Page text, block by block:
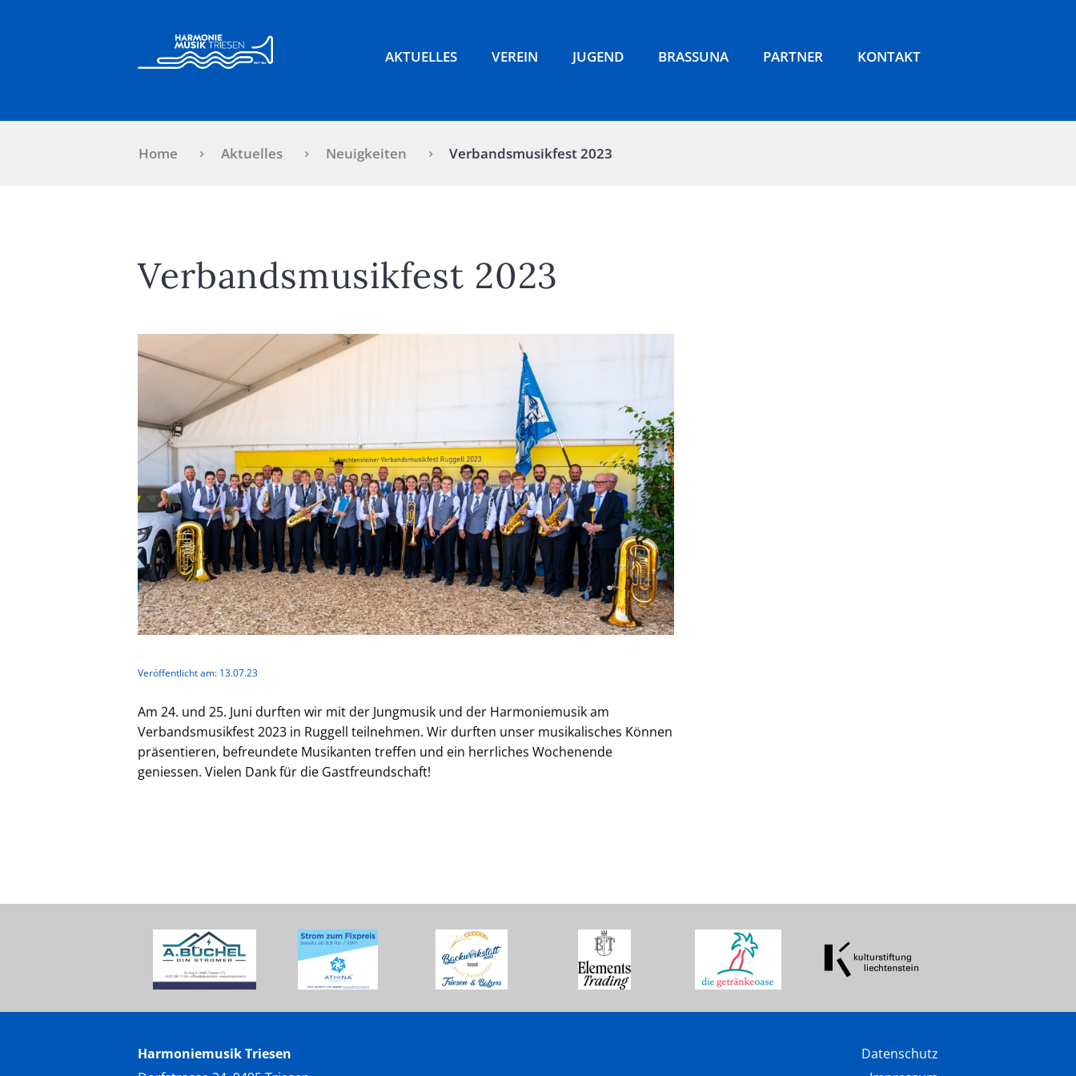
AKTUELLES VEREIN JUGEND BRASSUNA PARTNER KONTAKT
Home Aktuelles Neuigkeiten Verbandsmusikfest 2023
Verbandsmusikfest 2023
Veröffentlicht am: 13.07.23
Am 24. und 25. Juni durften wir mit der Jungmusik und der Harmoniemusik am
Verbandsmusikfest 2023 in Ruggell teilnehmen. Wir durften unser musikalisches Können
präsentieren, befreundete Musikanten treffen und ein herrliches Wochenende
geniessen. Vielen Dank für die Gastfreundschaft!
Harmoniemusik Triesen
Datenschutz